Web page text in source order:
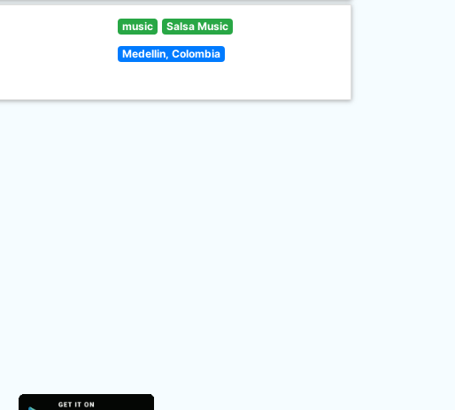
music Salsa Music
Medellin, Colombia